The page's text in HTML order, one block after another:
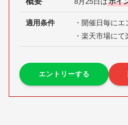
適用条件
・開催日毎に
・楽天市場にて
エントリーする